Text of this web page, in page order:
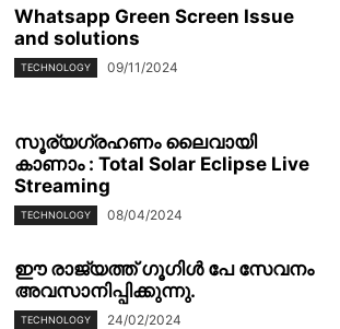
Whatsapp Green Screen Issue
and solutions
TECHNOLOGY 09/11/2024
സൂര്യഗ്രഹണം ലൈവായി
കാണാം : Total Solar Eclipse Live
Streaming
TECHNOLOGY 08/04/2024
ഈ രാജ്യത്ത് ഗൂഗിൾ പേ സേവനം
അവസാനിപ്പിക്കുന്നു.
TECHNOLOGY 24/02/2024